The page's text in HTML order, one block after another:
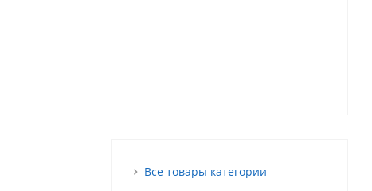
Все товары категории